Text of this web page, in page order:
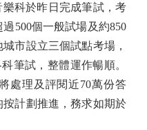
科於昨日完成筆試，考
500個一般試場及約850
市設立三個試點考場，
筆試，整體運作暢順。
處理及評閱近70萬份答
計劃推進，務求如期於